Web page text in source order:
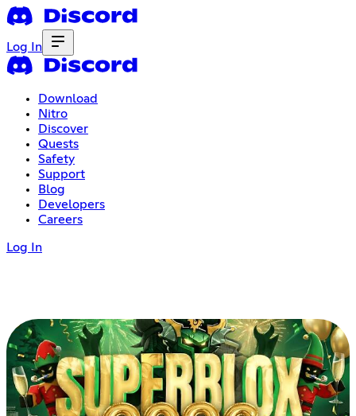
Log In
Download
Nitro
Discover
Quests
Safety
Support
Blog
Developers
Careers
Log In